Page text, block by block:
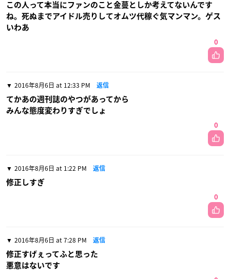
この人って本当にファンのこと金蔓としか考えてないんです
ね。死ぬまでアイドル売りしてオムツ代稼ぐ気マンマン。ゲス
いわあ
0
2016年8月6日 at 12:33 PM 返信
てかあの週刊誌のやつがあってから
みんな態度変わりすぎでしょ
0
2016年8月6日 at 1:22 PM 返信
修正しすぎ
0
2016年8月6日 at 7:28 PM 返信
修正すげぇってふと思った
悪意はないです